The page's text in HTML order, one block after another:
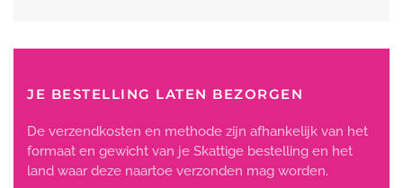
JE BESTELLING LATEN BEZORGEN
De verzendkosten en methode zijn afhankelijk van het
formaat en gewicht van je Skattige bestelling en het
land waar deze naartoe verzonden mag worden.